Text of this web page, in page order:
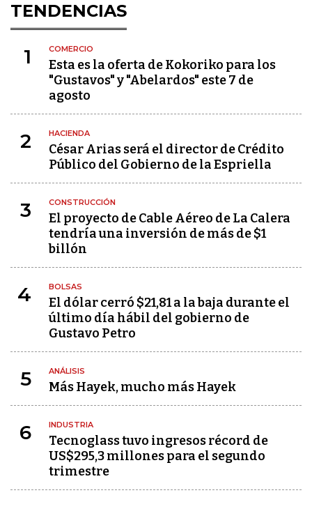
TENDENCIAS
1 COMERCIO
Esta es la oferta de Kokoriko para los
"Gustavos" y "Abelardos" este 7 de
agosto
2 HACIENDA
César Arias será el director de Crédito
Público del Gobierno de la Espriella
3 CONSTRUCCIÓN
El proyecto de Cable Aéreo de La Calera
tendría una inversión de más de $1
billón
4 BOLSAS
El dólar cerró $21,81 a la baja durante el
último día hábil del gobierno de
Gustavo Petro
5 ANÁLISIS
Más Hayek, mucho más Hayek
6 INDUSTRIA
Tecnoglass tuvo ingresos récord de
US$295,3 millones para el segundo
trimestre